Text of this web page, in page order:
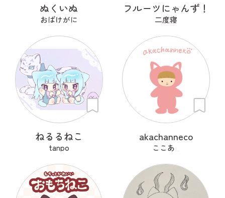
ぬくいぬ
おばけがに
フルーツにゃんず！
二度寝
ねるるねこ
tanpo
akachanneco
ここあ_